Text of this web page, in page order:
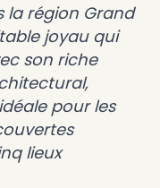
la région Grand
joyau qui
son riche
pour les
lieux